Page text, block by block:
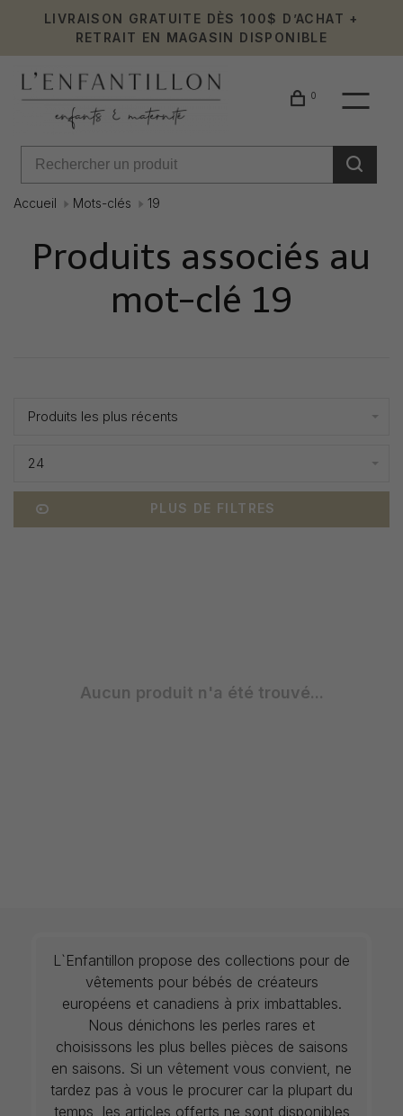
LIVRAISON GRATUITE DÈS 100$ D’ACHAT +
RETRAIT EN MAGASIN DISPONIBLE
0
Accueil Mots-clés 19
Produits associés au
mot-clé 19
Produits les plus récents
24
PLUS DE FILTRES
Aucun produit n'a été trouvé...
L`Enfantillon propose des collections pour de
vêtements pour bébés de créateurs
européens et canadiens à prix imbattables.
Nous dénichons les perles rares et
choisissons les plus belles pièces de saisons
en saisons. Si un vêtement vous convient, ne
tardez pas à vous le procurer car la plupart du
temps, les articles offerts ne sont disponibles